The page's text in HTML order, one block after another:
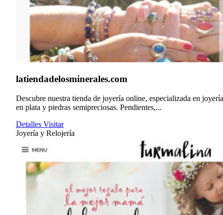
latiendadelosminerales.com
Descubre nuestra tienda de joyería online, especializada en joyería
en plata y piedras semipreciosas. Pendientes,...
Detalles Visitar
Joyería y Relojería